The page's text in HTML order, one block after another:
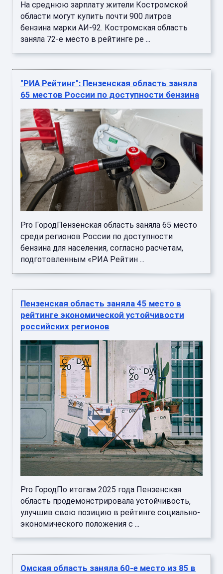
На среднюю зарплату жители Костромской
области могут купить почти 900 литров
бензина марки АИ-92. Костромская область
заняла 72-е место в рейтинге ре ...
"РИА Рейтинг": Пензенская область заняла
65 местов России по доступности бензина
Pro ГородПензенская область заняла 65 место
среди регионов России по доступности
бензина для населения, согласно расчетам,
подготовленным «РИА Рейтин ...
Пензенская область заняла 45 место в
рейтинге экономической устойчивости
российских регионов
Pro ГородПо итогам 2025 года Пензенская
область продемонстрировала устойчивость,
улучшив свою позицию в рейтинге социально-
экономического положения с ...
Омская область заняла 60-е место из 85 в